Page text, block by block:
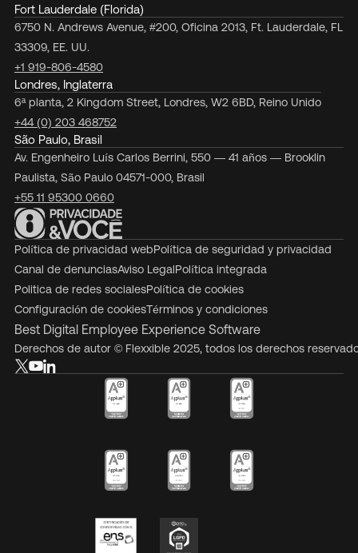
Fort Lauderdale (Florida)
6750 N. Andrews Avenue, #200, Oficina 2013, Ft. Lauderdale, FL
33309, EE. UU.
+1 919-806-4580
Londres, Inglaterra
6ª planta, 2 Kingdom Street, Londres, W2 6BD, Reino Unido
+44 (0) 203 468752
São Paulo, Brasil
Av. Engenheiro Luís Carlos Berrini, 550 — 41 años — Brooklin
Paulista, São Paulo 04571-000, Brasil
+55 11 95300 0660
Política de privacidad webPolítica de seguridad y privacidad
Canal de denunciasAviso LegalPolítica integrada
Politica de redes socialesPolítica de cookies
Configuración de cookiesTérminos y condiciones
Best Digital Employee Experience Software
Derechos de autor © Flexxible 2025, todos los derechos